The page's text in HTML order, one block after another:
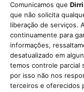
Comunicamos que
que não solicita
liberação de serviços.
continuamente para
informações,
desatualizado em
temos controle parcial
por isso não nos
terceiros e oferecidos